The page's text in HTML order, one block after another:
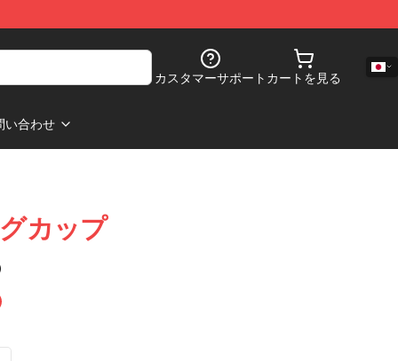
カスタマーサポート カートを見る
い合わせ
カップ